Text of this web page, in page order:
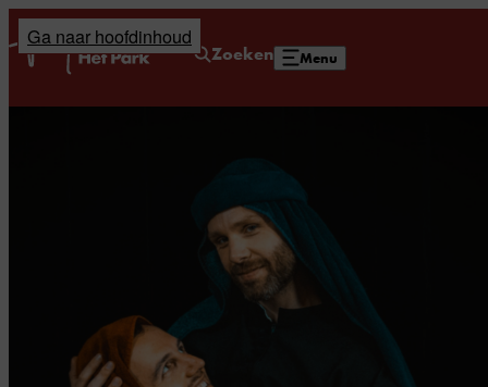
Ga naar hoofdinhoud
Zoeken Menu
Home